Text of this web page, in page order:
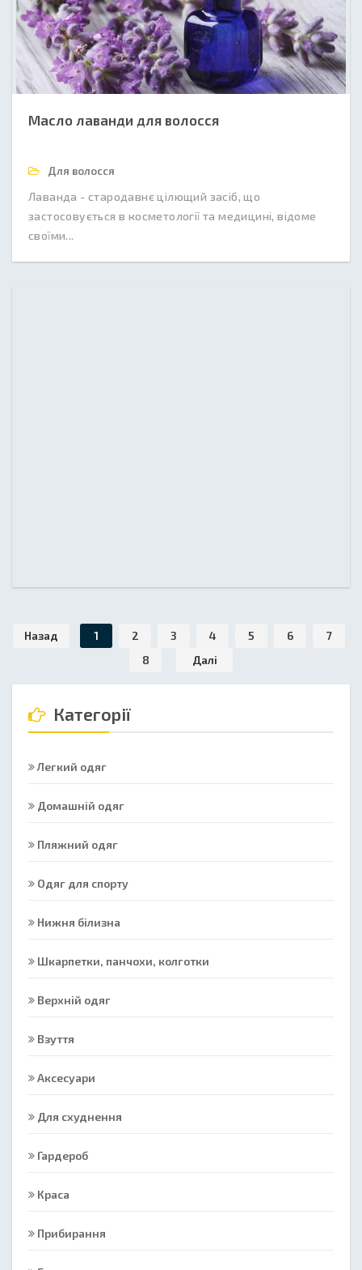
Масло лаванди для волосся
Для волосся
Лаванда - стародавнє цілющий засіб, що
застосовується в косметології та медицині, відоме
своїми...
Назад 1 2 3 4 5 6
7
8
Далі
Категорії
Легкий одяг
Домашній одяг
Пляжний одяг
Одяг для спорту
Нижня білизна
Шкарпетки, панчохи, колготки
Верхній одяг
Взуття
Аксесуари
Для схуднення
Гардероб
Краса
Прибирання